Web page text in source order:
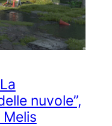
nuvole”,